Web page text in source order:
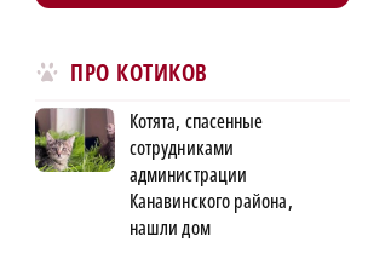
ПРО КОТИКОВ
Котята, спасенные
сотрудниками
администрации
Канавинского района,
нашли дом